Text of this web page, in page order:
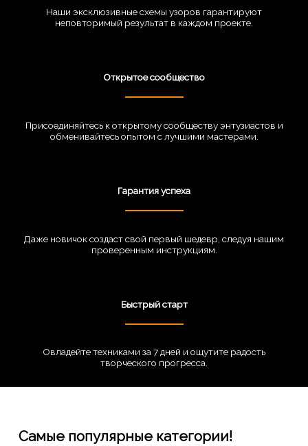
Наши эксклюзивные схемы узоров гарантируют
неповторимый результат в каждом проекте.
Открытое сообщество
Присоединяйтесь к открытому сообществу энтузиастов и
обменивайтесь опытом с лучшими мастерами.
Гарантия успеха
Даже новичок создаст свой первый шедевр, следуя нашим
проверенным инструкциям.
Быстрый старт
Овладейте техниками за 7 дней и ощутите радость
творческого прогресса.
Самые популярные категории!